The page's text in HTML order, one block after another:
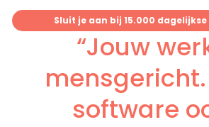
Sluit je aan bij 15.000
“Jouw
mensgericht.
software